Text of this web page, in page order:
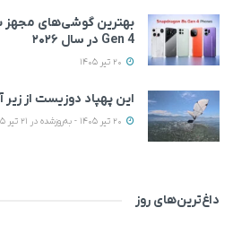
Gen 4 در سال ۲۰۲۶
این پهپاد دوزیست از
داغ‌ترین‌های روز